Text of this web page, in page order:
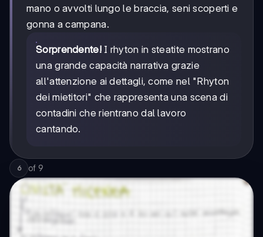
mano o avvolti lungo le braccia, seni scoperti e
gonna a campana.
Sorprendente!I rhyton in steatite mostrano
una grande capacità narrativa grazie
all'attenzione ai dettagli, come nel "Rhyton
dei mietitori" che rappresenta una scena di
contadini che rientrano dal lavoro
cantando.
6 of 9